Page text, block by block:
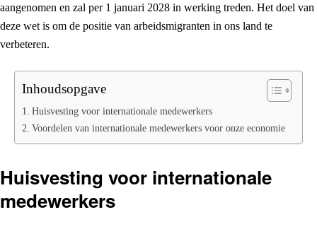
aangenomen en zal per 1 januari 2028 in werking treden. Het doel van
deze wet is om de positie van arbeidsmigranten in ons land te
verbeteren.
Inhoudsopgave
Huisvesting voor internationale medewerkers
Voordelen van internationale medewerkers voor onze economie
Huisvesting voor internationale
medewerkers